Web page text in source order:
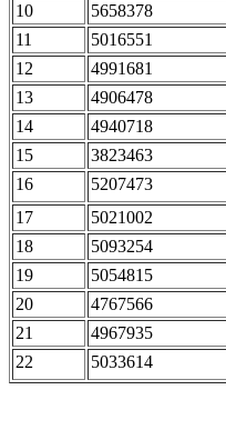
10 5658378
11 5016551
12 4991681
13 4906478
14 4940718
15 3823463
16 5207473
17 5021002
18 5093254
19 5054815
20 4767566
21 4967935
22 5033614